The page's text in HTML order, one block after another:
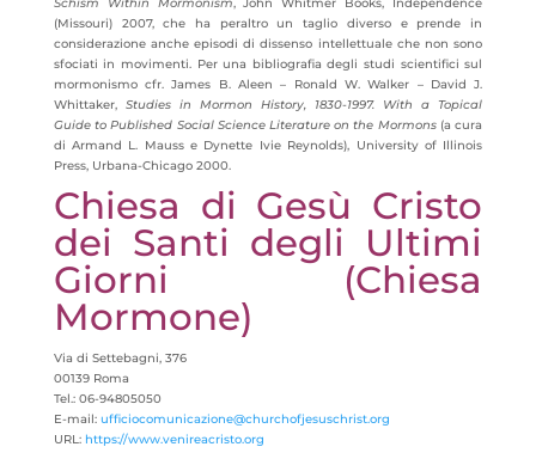
(Missouri) 2007, che ha peraltro un taglio diverso e prende in
considerazione anche episodi di dissenso intellettuale che non sono
sfociati in movimenti. Per una bibliografia degli studi scientifici sul
mormonismo cfr. James B. Aleen – Ronald W. Walker – David J.
Whittaker, Studies in Mormon History, 1830-1997. With a Topical
Guide to Published Social Science Literature on the Mormons(a cura
di Armand L. Mauss e Dynette Ivie Reynolds), University of Illinois
Press, Urbana-Chicago 2000.
Chiesa di Gesù Cristo
dei Santi degli Ultimi
Giorni (Chiesa
Mormone)
Via di Settebagni, 376
00139 Roma
Tel.: 06-94805050
E-mail: ufficiocomunicazione@churchofjesuschrist.org
URL: https://www.venireacristo.org